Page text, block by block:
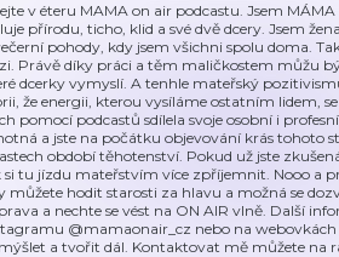
v éteru MAMA on air podcastu. Jsem
přírodu, ticho, klid a své dvě dcery. Jsem
pohody, kdy jsem všichni spolu doma.
Právě díky práci a těm maličkostem můžu
dcerky vymyslí. A tenhle mateřský
že energii, kterou vysíláme ostatním lidem,
pomocí podcastů sdílela svoje osobní i
a jste na počátku objevování krás tohoto
období těhotenství. Pokud už jste
si tu jízdu mateřstvím více zpříjemnit. Nooo a
můžete hodit starosti za hlavu a možná se
a nechte se vést na ON AIR vlně. Další
@mamaonair_cz nebo na
a tvořit dál. Kontaktovat mě můžete na